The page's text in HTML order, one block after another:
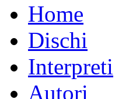
Home
Dischi
Interpreti
Autori